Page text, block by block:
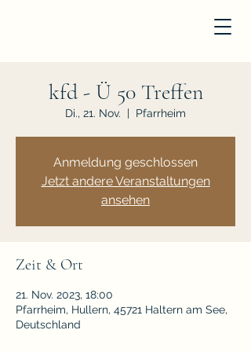
kfd - Ü 50 Treffen
Di., 21. Nov.
  |
Pfarrheim
Anmeldung geschlossen
Jetzt andere Veranstaltungen
ansehen
Zeit & Ort
21. Nov. 2023, 18:00
Pfarrheim, Hullern, 45721 Haltern am See,
Deutschland